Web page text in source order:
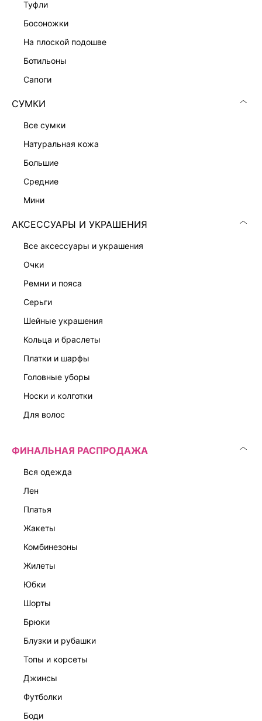
туфли
босоножки
на плоской подошве
ботильоны
сапоги
СУМКИ
все сумки
натуральная кожа
большие
средние
мини
АКСЕССУАРЫ И УКРАШЕНИЯ
все аксессуары и украшения
очки
ремни и пояса
серьги
шейные украшения
кольца и браслеты
платки и шарфы
головные уборы
носки и колготки
для волос
ФИНАЛЬНАЯ РАСПРОДАЖА
вся одежда
лен
платья
жакеты
комбинезоны
жилеты
юбки
шорты
брюки
блузки и рубашки
топы и корсеты
джинсы
футболки
боди
БОМБЕР С ВЫСОКИМ ВОРОТНИКОМ
ЭКСКЛЮЗИВНО ОНЛАЙН
ОДНОБОРТНЫЙ ЖАКЕТ
ЭКСКЛЮЗИВНО ОНЛАЙН
БОМБЕР ИЗ ЭКОКОЖИ
15 999 ₽
КОЛЛЕКЦИЯ СТУДИО